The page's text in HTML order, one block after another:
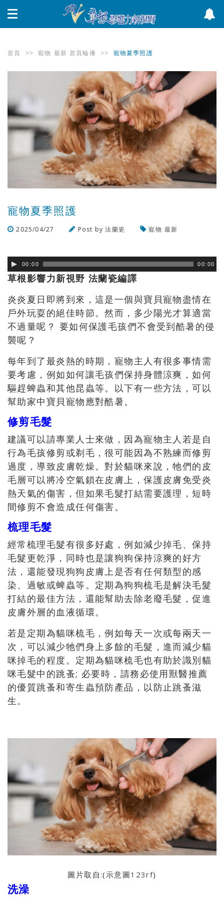
首頁 >> 寵物 最新 首頁輪播 >> 寵物夏季照護
寵物夏季照護
2025/04/27 Post by法蘭瓷 寵物 最新
00:00 00:00
草根影響力新視野 法蘭瓷編譯
炎炎夏日即將到來，這是一個與寶貝寵物盡情在
戶外玩耍的絕佳時節。然而，多少陽光才算適當
不過量呢？ 要如何保護毛孩們不會受到酷暑的侵
襲呢？
每年到了最炎熱的時期，寵物主人有很多事情需
要考慮，例如如何讓毛孩們保持身體涼爽，如何
驅趕蜱蟲和其他昆蟲等。以下有一些方法，可以
幫助家中寶貝寵物應對酷暑。
修剪毛髮
建議可以請專業人士來做，因為寵物主人若是自
行為毛孩修剪或剃毛，很可能因為不熟練而修剪
過度，導致皮膚乾燥。對於貓咪來說，牠們的皮
毛層可以將冷空氣鎖在皮膚上，保護皮膚免受炎
熱天氣的傷害，但如果毛髮打結需要護理，短時
間修剪不會造成任何傷害。
梳理毛髮
經常梳理毛髮有很多好處，例如減少掉毛、保持
毛髮更乾淨，同時也是讓狗狗保持涼爽的好方
法，還能發現狗狗皮膚上是否有任何類型的感
染、過敏或蜱蟲等。定期為狗狗梳毛是解決毛髮
打結的最佳方法，還能幫助去除老廢毛髮，促進
皮膚外層的血液循環。
若是定期為貓咪梳毛，例如每天一次或每兩天一
次，可以減少牠們身上多餘的毛髮，進而減少貓
咪掉毛的程度。定期為貓咪梳毛也有助於識別貓
咪毛髮中的跳蚤; 必要時，請務必使用獸醫推薦
的優質跳蚤和寄生蟲預防產品，以防止跳蚤滋
生。
圖片取自:(示意圖123rf)
洗澡